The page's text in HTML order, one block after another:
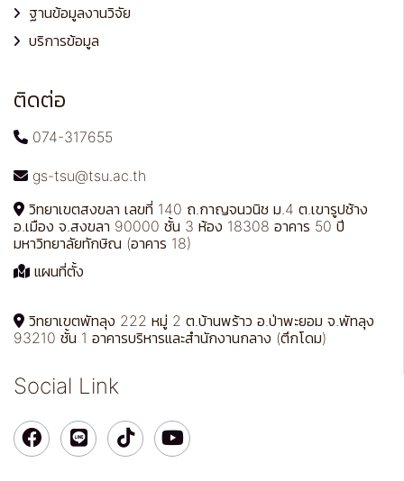
ฐานข้อมูลงานวิจัย
บริการข้อมูล
ติดต่อ
074-317655
gs-tsu@tsu.ac.th
วิทยาเขตสงขลา เลขที่ 140 ถ.กาญจนวนิช ม.4 ต.เขารูปช้าง
อ.เมือง จ.สงขลา 90000 ชั้น 3 ห้อง 18308 อาคาร 50 ปี
มหาวิทยาลัยทักษิณ (อาคาร 18)
แผนที่ตั้ง
วิทยาเขตพัทลุง 222 หมู่ 2 ต.บ้านพร้าว อ.ป่าพะยอม จ.พัทลุง
93210 ชั้น 1 อาคารบริหารและสำนักงานกลาง (ตึกโดม)
Social Link